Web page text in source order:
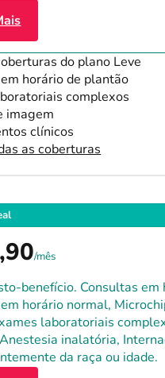
do plano Leve
horário de plantão
complexos
imagem
clínicos
as coberturas
/mês
benefício. Consultas
horário normal,
laboratoriais
inalatória,
da raça ou idade.